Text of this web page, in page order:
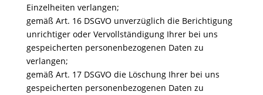
Einzelheiten verlangen;
gemäß Art. 16 DSGVO unverzüglich die Berichtigung
unrichtiger oder Vervollständigung Ihrer bei uns
gespeicherten personenbezogenen Daten zu
verlangen;
gemäß Art. 17 DSGVO die Löschung Ihrer bei uns
gespeicherten personenbezogenen Daten zu